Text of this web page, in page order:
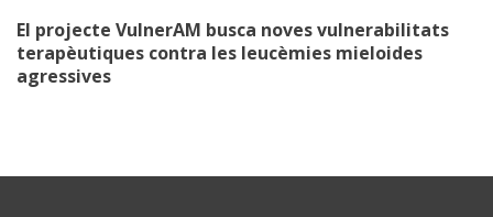
El projecte VulnerAM busca noves vulnerabilitats
terapèutiques contra les leucèmies mieloides
agressives